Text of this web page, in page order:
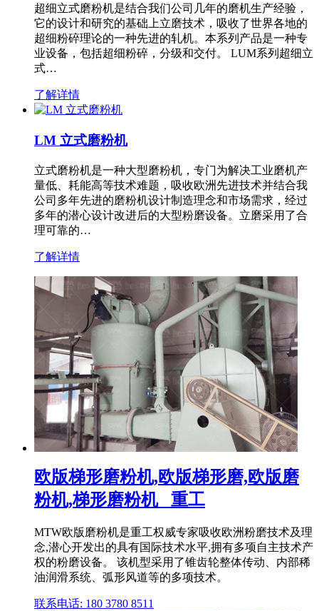
超细立式磨粉机是结合我们公司几年的磨机生产经验，
它的设计和研究的基础上立磨技术，吸收了世界各地的
超细粉碎理论的一种先进的轧机。本系列产品是一种专
业设备，包括超细粉碎，分级和交付。 LUM系列超细立
式…
了解详情
LM 立式磨粉机
立式磨粉机是一种大型磨粉机，专门为解决工业磨机产
量低、耗能高等技术难题，吸收欧洲先进技术并结合我
公司多年先进的磨粉机设计制造理念和市场需求，经过
多年的潜心设计改进后的大型粉磨设备。立磨采用了合
理可靠的…
了解详情
欧版梯形磨粉机,欧版梯形磨,欧版磨
粉机,梯形磨粉机 _重工
MTW欧版磨粉机是重工权威专家吸收欧洲粉磨技术及理
念,潜心开发出的具有国际技术水平,拥有多项自主技术产
权的粉磨设备。 该机型采用了锥齿轮整体传动、内部稀
油润滑系统、弧形风道等的多项技术。
联系电话: 180 3780 8511